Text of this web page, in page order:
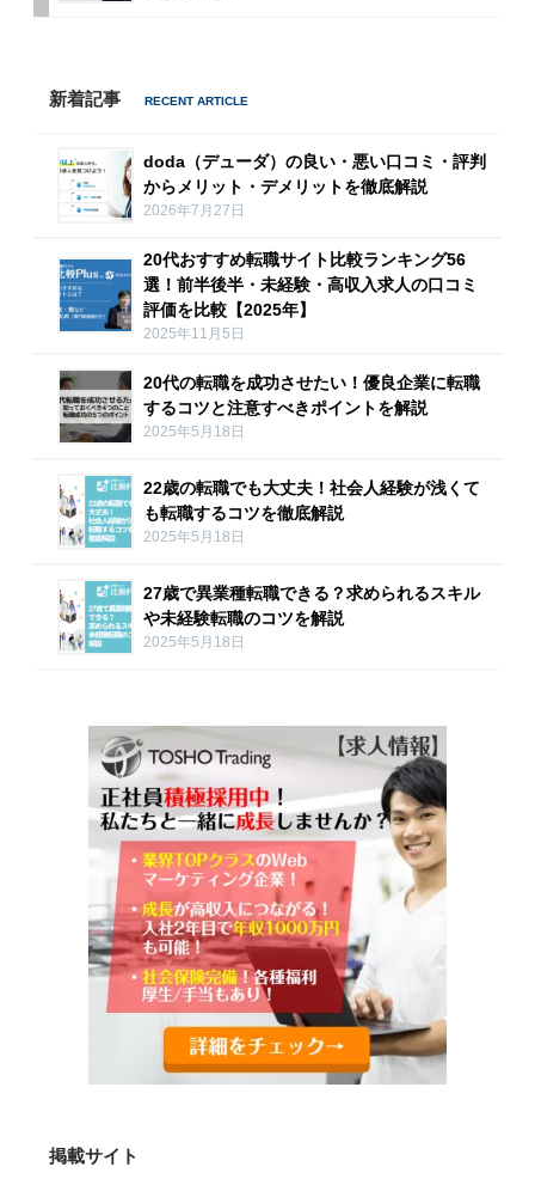
新着記事
doda（デューダ）の良い・悪い口コミ・評判
からメリット・デメリットを徹底解説
2026年7月27日
20代おすすめ転職サイト比較ランキング56
選！前半後半・未経験・高収入求人の口コミ
評価を比較【2025年】
2025年11月5日
20代の転職を成功させたい！優良企業に転職
するコツと注意すべきポイントを解説
2025年5月18日
22歳の転職でも大丈夫！社会人経験が浅くて
も転職するコツを徹底解説
2025年5月18日
27歳で異業種転職できる？求められるスキル
や未経験転職のコツを解説
2025年5月18日
掲載サイト